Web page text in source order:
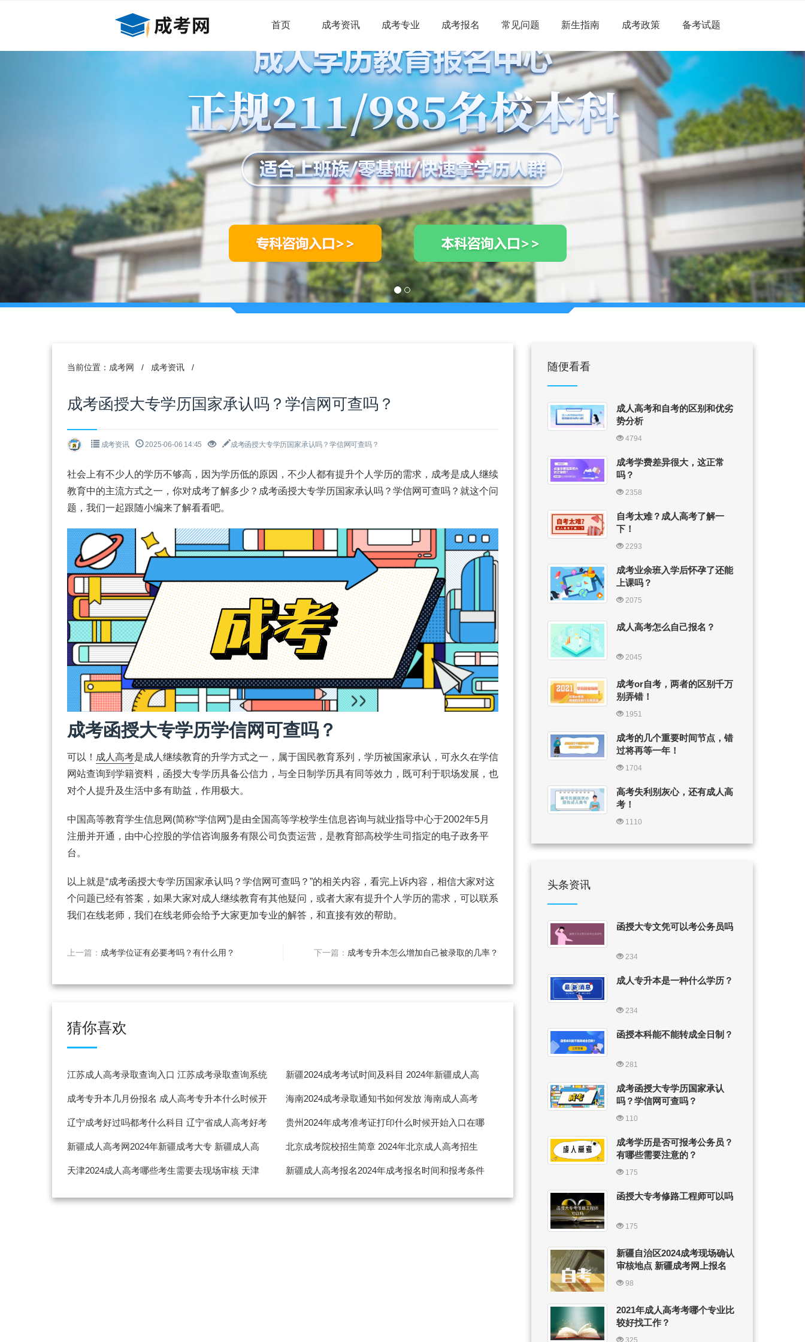
首页 成考资讯 成考专业 成考报名 常见问题 新生指南 成考政策 备考试题
当前位置： 成考网 / 成考资讯 /
成考函授大专学历国家承认吗？学信网可查吗？
成考资讯 2025-06-06 14:45 成考函授大专学历国家承认吗？学信网可查吗？
社会上有不少人的学历不够高，因为学历低的原因，不少人都有提升个人学历的需求，成考是成人继续
教育中的主流方式之一，你对成考了解多少？成考函授大专学历国家承认吗？学信网可查吗？就这个问
题，我们一起跟随小编来了解看看吧。
成考函授大专学历学信网可查吗？
可以！ 成人高考是成人继续教育的升学方式之一，属于国民教育系列，学历被国家承认，可永久在学信
网站查询到学籍资料，函授大专学历具备公信力，与全日制学历具有同等效力，既可利于职场发展，也
对个人提升及生活中多有助益，作用极大。
中国高等教育学生信息网(简称“学信网”)是由全国高等学校学生信息咨询与就业指导中心于2002年5月
注册并开通，由中心控股的学信咨询服务有限公司负责运营，是教育部高校学生司指定的电子政务平
台。
以上就是“成考函授大专学历国家承认吗？学信网可查吗？”的相关内容，看完上诉内容，相信大家对这
个问题已经有答案，如果大家对成人继续教育有其他疑问，或者大家有提升个人学历的需求，可以联系
我们在线老师，我们在线老师会给予大家更加专业的解答，和直接有效的帮助。
上一篇： 成考学位证有必要考吗？有什么用？ 下一篇： 成考专升本怎么增加自己被录取的几率？
猜你喜欢
江苏成人高考录取查询入口 江苏成考录取查询系统
入口
新疆2024成考考试时间及科目 2024年新疆成人高
考时间是什么时候
成考专升本几月份报名 成人高考专升本什么时候开
始报名
海南2024成考录取通知书如何发放 海南成人高考
分数查询时间
辽宁成考好过吗都考什么科目 辽宁省成人高考好考
吗
贵州2024年成考准考证打印什么时候开始入口在哪
2024贵州成人高考现场确认时间
新疆成人高考网2024年新疆成考大专 新疆成人高
考招生网
北京成考院校招生简章 2024年北京成人高考招生
学校
天津2024成人高考哪些考生需要去现场审核 天津 新疆成人高考报名2024年成考报名时间和报考条件
随便看看
成人高考和自考的区别和优劣
势分析
4794
成考学费差异很大，这正常
吗？
2358
自考太难？成人高考了解一
下！
2293
成考业余班入学后怀孕了还能
上课吗？
2075
成人高考怎么自己报名？
2045
成考or自考，两者的区别千万
别弄错！
1951
成考的几个重要时间节点，错
过将再等一年！
1704
高考失利别灰心，还有成人高
考！
1110
头条资讯
函授大专文凭可以考公务员吗
234
成人专升本是一种什么学历？
234
函授本科能不能转成全日制？
281
成考函授大专学历国家承认
吗？学信网可查吗？
110
成考学历是否可报考公务员？
有哪些需要注意的？
175
函授大专考修路工程师可以吗
175
新疆自治区2024成考现场确认
审核地点 新疆成考网上报名
98
2021年成人高考考哪个专业比
较好找工作？
325